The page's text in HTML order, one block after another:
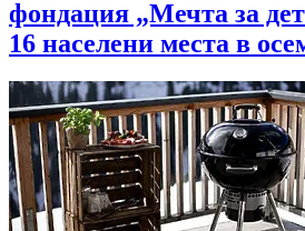
фондация „Мечта за
16 населени места в